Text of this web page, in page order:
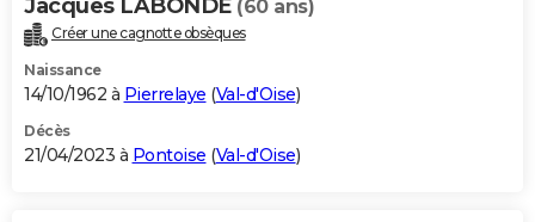
Jacques LABONDE (60 ans)
Créer une cagnotte obsèques
Naissance
14/10/1962 à Pierrelaye (Val-d'Oise)
Décès
21/04/2023 à Pontoise (Val-d'Oise)